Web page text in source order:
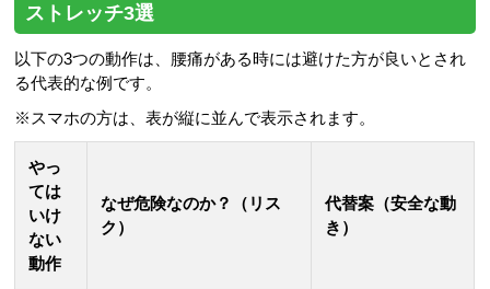
ストレッチ3選
以下の3つの動作は、腰痛がある時には避けた方が良いとされ
る代表的な例です。
※スマホの方は、表が縦に並んで表示されます。
やっ
ては
いけ
ない
動作
なぜ危険なのか？（リス
ク）
代替案（安全な動
き）